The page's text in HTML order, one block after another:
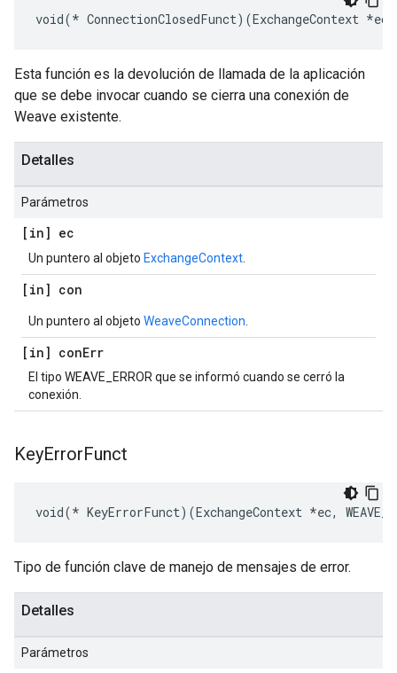
void(* ConnectionClosedFunct)(ExchangeContext *ec,
Esta función es la devolución de llamada de la aplicación
que se debe invocar cuando se cierra una conexión de
Weave existente.
Detalles
Parámetros
[in] ec
Un puntero al objeto ExchangeContext
[in] con
Un puntero al objeto WeaveConnection
[in] conErr
El tipo WEAVE_ERROR que se informó cuando se cerró la
conexión.
KeyErrorFunct
void(* KeyErrorFunct)(ExchangeContext *ec,
Tipo de función clave de manejo de mensajes de error.
Detalles
Parámetros